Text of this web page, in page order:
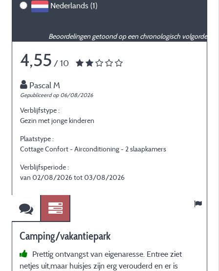
Nederlands (1)
Beoordelingen getoond op een chronologisch volgorde
4,55 / 10
Pascal M
Gepubliceerd op 06/08/2026
Verblijfstype :
Gezin met jonge kinderen
Plaatstype :
Cottage Confort - Airconditioning - 2 slaapkamers
Verblijfsperiode :
van 02/08/2026 tot 03/08/2026
Camping/vakantiepark
Prettig ontvangst van eigenaresse. Entree ziet
netjes uit,maar huisjes zijn erg verouderd en er is